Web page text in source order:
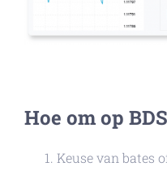
Hoe om op
Keuse van bates